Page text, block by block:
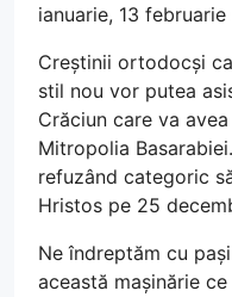
ianuarie, 13
Creștinii ortodocși
stil nou vor putea
Crăciun care va
Mitropolia
refuzând categoric
Hristos pe 25
Ne îndreptăm cu
această mașinărie